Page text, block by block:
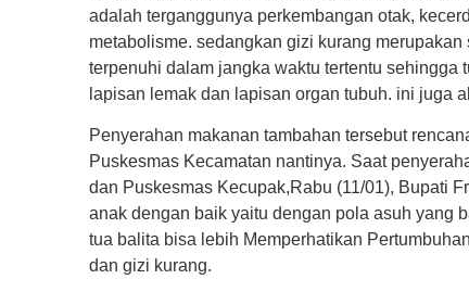
adalah terganggunya perkembangan otak,
metabolisme. sedangkan gizi kurang
terpenuhi dalam jangka waktu tertentu
lapisan lemak dan lapisan organ tubuh. ini juga
Penyerahan makanan tambahan tersebut
Puskesmas Kecamatan nantinya. Saat
dan Puskesmas Kecupak,Rabu (11/01), Bupati
anak dengan baik yaitu dengan pola asuh yang
tua balita bisa lebih Memperhatikan
dan gizi kurang.